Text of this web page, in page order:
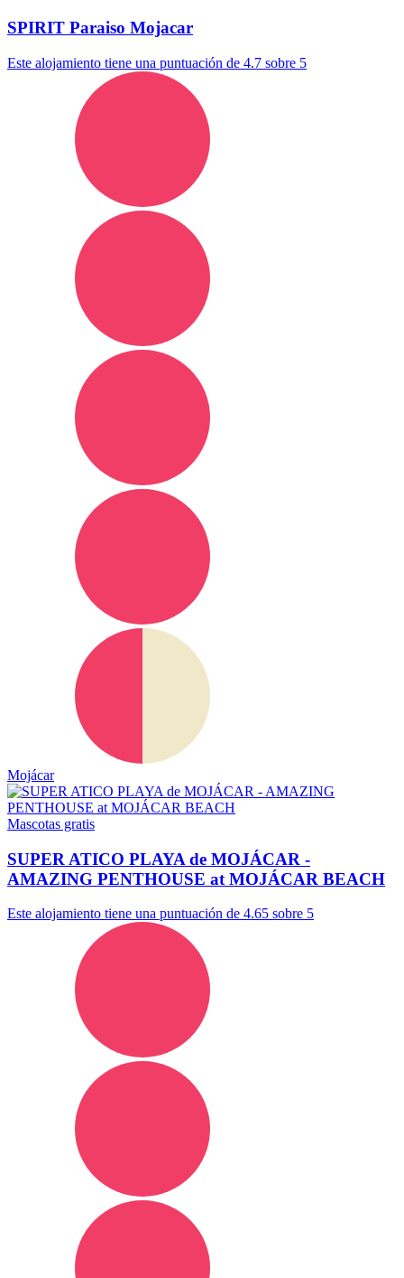
SPIRIT Paraiso Mojacar
Este alojamiento tiene una puntuación de 4.7 sobre 5
Mojácar
Mascotas gratis
SUPER ATICO PLAYA de MOJÁCAR -
AMAZING PENTHOUSE at MOJÁCAR BEACH
Este alojamiento tiene una puntuación de 4.65 sobre 5